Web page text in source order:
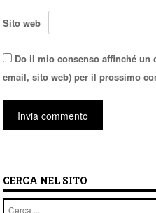
Sito web
Do il mio consenso affinché
email, sito web) per il prossimo
CERCA NEL SITO
Cerca